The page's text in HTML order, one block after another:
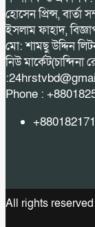
হোসেন প্রিন্স,
ইসলাম ফাহাদ,
মো: শামছু উদ্দিন
নিউ মার্কেট(চান্দিনা
Phone :
All rights